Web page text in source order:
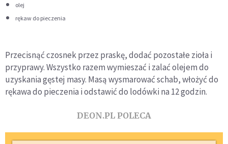
olej
rękaw do pieczenia
Przecisnąć czosnek przez praskę, dodać pozostałe zioła i
przyprawy. Wszystko razem wymieszać i zalać olejem do
uzyskania gęstej masy. Masą wysmarować schab, włożyć do
rękawa do pieczenia i odstawić do lodówki na 12 godzin.
DEON.PL POLECA